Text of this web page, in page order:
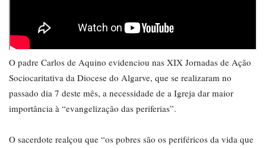
O padre Carlos de Aquino evidenciou nas XIX Jornadas de Ação
Sociocaritativa da Diocese do Algarve, que se realizaram no
passado dia 7 deste mês, a necessidade de a Igreja dar maior
importância à “evangelização das periferias”.
O sacerdote realçou que “os pobres são os periféricos da vida que